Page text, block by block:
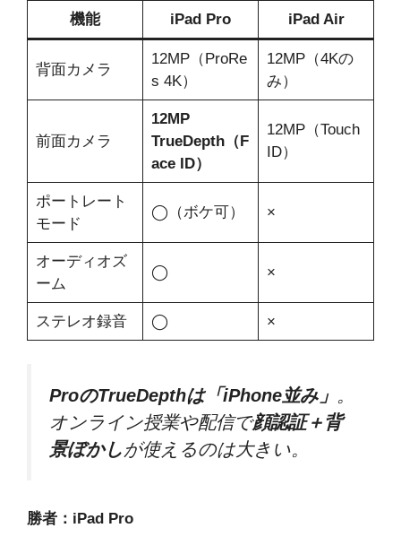
機能 iPad Pro iPad Air
背面カメラ
12MP（ProRe
s 4K）
12MP（4Kの
み）
前面カメラ
12MP
TrueDepth（F
ace ID）
12MP（Touch
ID）
ポートレート
モード
◯（ボケ可） ×
オーディオズ
ーム
◯ ×
ステレオ録音 ◯ ×
ProのTrueDepthは「iPhone並み」 。
オンライン授業や配信で顔認証＋背
景ぼかしが使えるのは大きい。
勝者：iPad Pro